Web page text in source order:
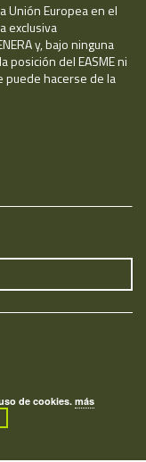
Unión Europea en el
exclusiva
y, bajo ninguna
posición del EASME ni
puede hacerse de la
de cookies.más